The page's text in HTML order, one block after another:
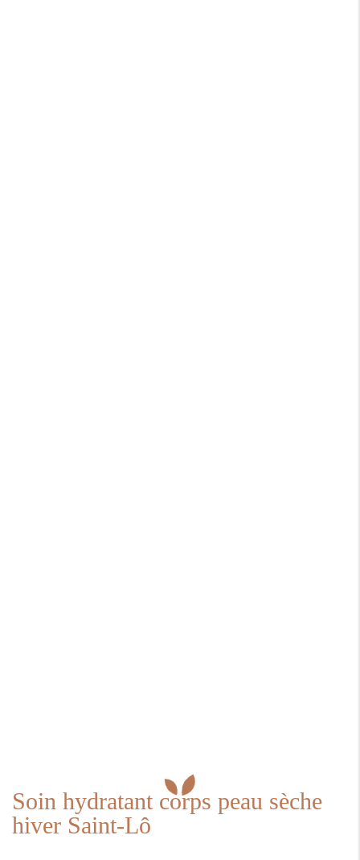
Soin hydratant corps peau sèche
hiver Saint-Lô